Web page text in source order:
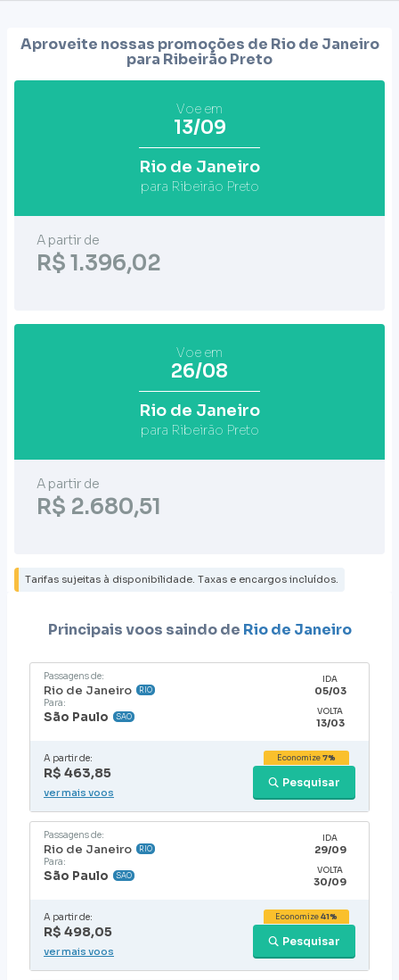
Aproveite nossas promoções de Rio de Janeiro
para Ribeirão Preto
Voe em
13/09
Rio de Janeiro
para Ribeirão Preto
A partir de
R$ 1.396,02
Voe em
26/08
Rio de Janeiro
para Ribeirão Preto
A partir de
R$ 2.680,51
Tarifas sujeitas à disponibilidade. Taxas e encargos incluídos.
Principais voos saindo de Rio de Janeiro
Passagens de:
Rio de Janeiro RIO
Para:
São Paulo SAO
IDA
05/03
VOLTA
13/03
A partir de:
R$ 463,85
Pesquisar
Economize7%
ver mais voos
Passagens de:
Rio de Janeiro RIO
Para:
São Paulo SAO
IDA
29/09
VOLTA
30/09
A partir de:
R$ 498,05
Pesquisar
Economize41%
ver mais voos